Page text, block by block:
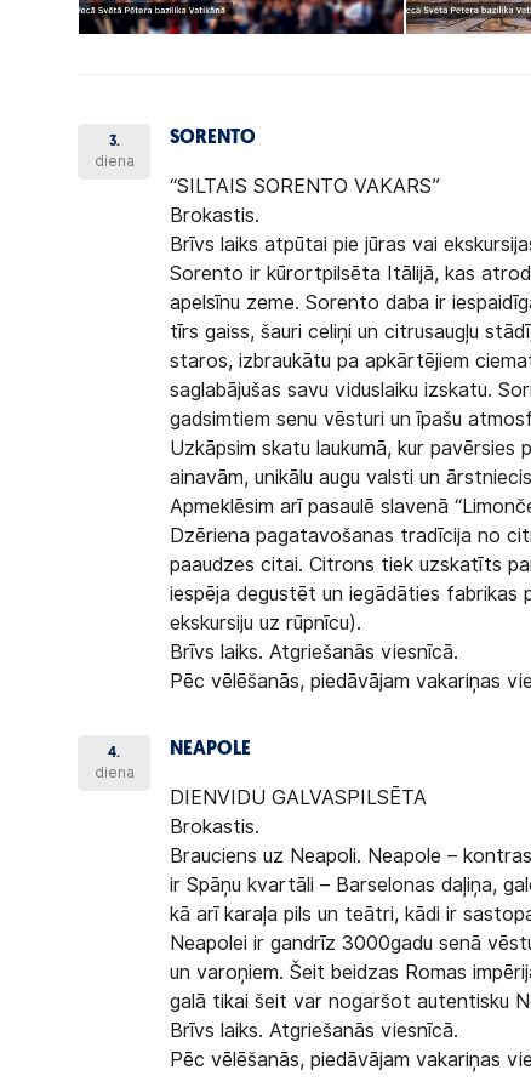
3.
diena
SORENTO
“SILTAIS SORENTO VAKARS”
Brokastis.
Brīvs laiks atpūtai pie jūras vai
Sorento ir kūrortpilsēta Itālijā, kas
apelsīnu zeme. Sorento daba ir
tīrs gaiss, šauri celiņi un citrusaugļu
staros, izbraukātu pa apkārtējiem
saglabājušas savu viduslaiku izskatu.
gadsimtiem senu vēsturi un īpašu
Uzkāpsim skatu laukumā, kur
ainavām, unikālu augu valsti un
Apmeklēsim arī pasaulē slavenā
Dzēriena pagatavošanas tradīcija no
paaudzes citai. Citrons tiek uzskatīts
iespēja degustēt un iegādāties fabrikas
ekskursiju uz rūpnīcu).
Brīvs laiks. Atgriešanās viesnīcā.
Pēc vēlēšanās, piedāvājam vakariņas
4.
diena
NEAPOLE
DIENVIDU GALVASPILSĒTA
Brokastis.
Brauciens uz Neapoli. Neapole –
ir Spāņu kvartāli – Barselonas daļiņa,
kā arī karaļa pils un teātri, kādi ir
Neapolei ir gandrīz 3000gadu senā
un varoņiem. Šeit beidzas Romas
galā tikai šeit var nogaršot autentisku
Brīvs laiks. Atgriešanās viesnīcā.
Pēc vēlēšanās, piedāvājam vakariņas